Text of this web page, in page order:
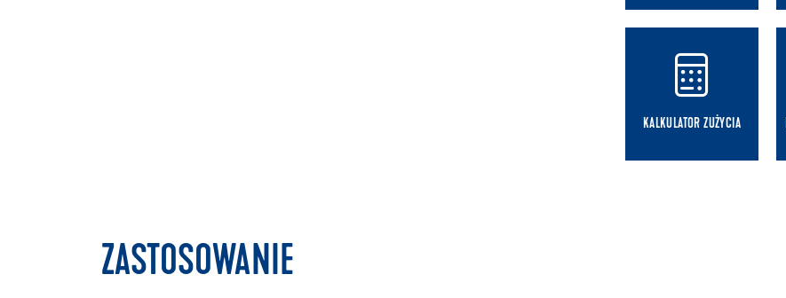
KALKULATOR ZUŻYCIA
ZASTOSOWANIE